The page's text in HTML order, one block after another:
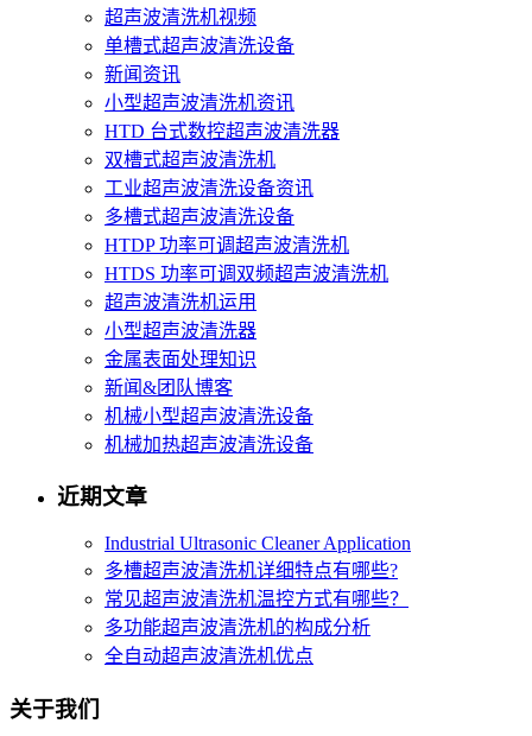
超声波清洗机视频
单槽式超声波清洗设备
新闻资讯
小型超声波清洗机资讯
HTD 台式数控超声波清洗器
双槽式超声波清洗机
工业超声波清洗设备资讯
多槽式超声波清洗设备
HTDP 功率可调超声波清洗机
HTDS 功率可调双频超声波清洗机
超声波清洗机运用
小型超声波清洗器
金属表面处理知识
新闻&团队博客
机械小型超声波清洗设备
机械加热超声波清洗设备
近期文章
Industrial Ultrasonic Cleaner Application
多槽超声波清洗机详细特点有哪些?
常见超声波清洗机温控方式有哪些？
多功能超声波清洗机的构成分析
全自动超声波清洗机优点
关于我们